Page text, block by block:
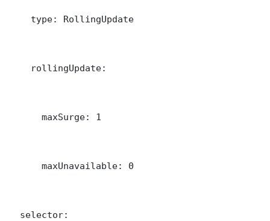
    type: RollingUpdate
    rollingUpdate:
      maxSurge: 1
      maxUnavailable: 0
  selector: